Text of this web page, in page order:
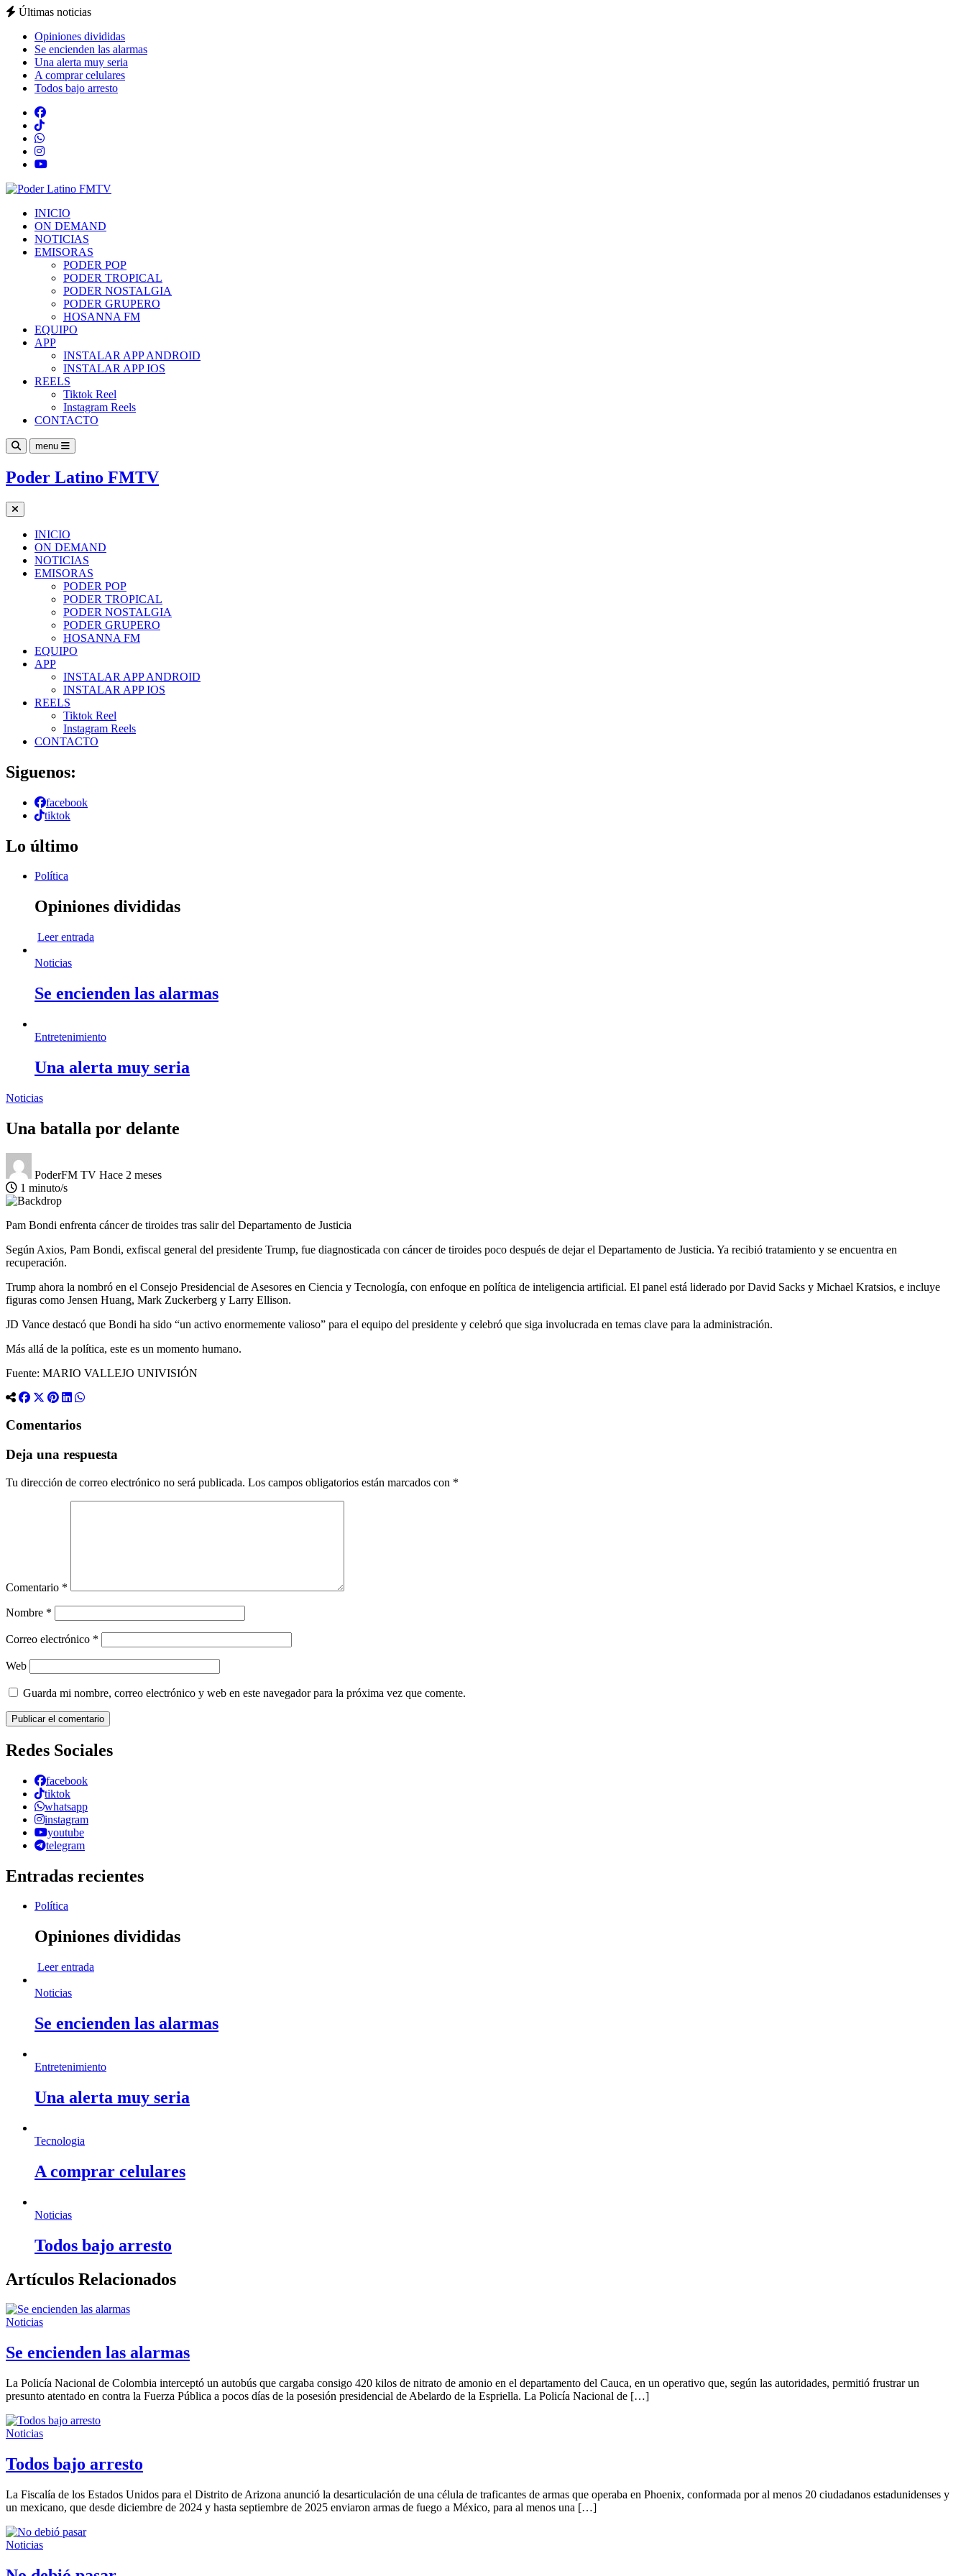
Últimas noticias
Opiniones divididas
Se encienden las alarmas
Una alerta muy seria
A comprar celulares
Todos bajo arresto
INICIO
ON DEMAND
NOTICIAS
EMISORAS
PODER POP
PODER TROPICAL
PODER NOSTALGIA
PODER GRUPERO
HOSANNA FM
EQUIPO
APP
INSTALAR APP ANDROID
INSTALAR APP IOS
REELS
Tiktok Reel
Instagram Reels
CONTACTO
menu
Poder Latino FMTV
INICIO
ON DEMAND
NOTICIAS
EMISORAS
PODER POP
PODER TROPICAL
PODER NOSTALGIA
PODER GRUPERO
HOSANNA FM
EQUIPO
APP
INSTALAR APP ANDROID
INSTALAR APP IOS
REELS
Tiktok Reel
Instagram Reels
CONTACTO
Siguenos:
facebook
tiktok
Lo último
Política
Opiniones divididas
Leer entrada
Noticias
Se encienden las alarmas
Entretenimiento
Una alerta muy seria
Noticias
Una batalla por delante
PoderFM TV Hace 2 meses
1 minuto/s
Pam Bondi enfrenta cáncer de tiroides tras salir del Departamento de Justicia
Según Axios, Pam Bondi, exfiscal general del presidente Trump, fue diagnosticada con cáncer de tiroides poco después de dejar el Departamento de Justicia. Ya recibió tratamiento y se encuentra en
recuperación.
Trump ahora la nombró en el Consejo Presidencial de Asesores en Ciencia y Tecnología, con enfoque en política de inteligencia artificial. El panel está liderado por David Sacks y Michael Kratsios, e incluye
figuras como Jensen Huang, Mark Zuckerberg y Larry Ellison.
JD Vance destacó que Bondi ha sido “un activo enormemente valioso” para el equipo del presidente y celebró que siga involucrada en temas clave para la administración.
Más allá de la política, este es un momento humano.
Fuente: MARIO VALLEJO UNIVISIÓN
Comentarios
Deja una respuesta
Tu dirección de correo electrónico no será publicada. Los campos obligatorios están marcados con *
Comentario *
Nombre *
Correo electrónico *
Web
Guarda mi nombre, correo electrónico y web en este navegador para la próxima vez que comente.
Redes Sociales
facebook
tiktok
whatsapp
instagram
youtube
telegram
Entradas recientes
Política
Opiniones divididas
Leer entrada
Noticias
Se encienden las alarmas
Entretenimiento
Una alerta muy seria
Tecnologia
A comprar celulares
Noticias
Todos bajo arresto
Artículos Relacionados
Noticias
Se encienden las alarmas
La Policía Nacional de Colombia interceptó un autobús que cargaba consigo 420 kilos de nitrato de amonio en el departamento del Cauca, en un operativo que, según las autoridades, permitió frustrar un
presunto atentado en contra la Fuerza Pública a pocos días de la posesión presidencial de Abelardo de la Espriella. La Policía Nacional de […]
Noticias
Todos bajo arresto
La Fiscalía de los Estados Unidos para el Distrito de Arizona anunció la desarticulación de una célula de traficantes de armas que operaba en Phoenix, conformada por al menos 20 ciudadanos estadunidenses y
un mexicano, que desde diciembre de 2024 y hasta septiembre de 2025 enviaron armas de fuego a México, para al menos una […]
Noticias